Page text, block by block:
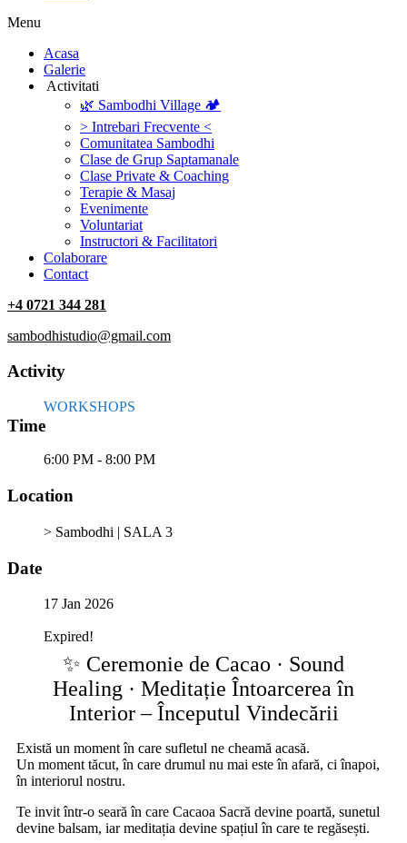
Menu
‎Acasa
Galerie
‎ ‎Activitati‎
🌿 Sambodhi Village 🏕️
> Intrebari Frecvente <
Comunitatea Sambodhi
Clase de Grup Saptamanale
Clase Private & Coaching
Terapie & Masaj
‎Evenimente
Voluntariat
‏‏‎Instructori & Facilitatori
Colaborare
Contact
+4 0721 344 281
sambodhistudio@gmail.com
Activity
WORKSHOPS
Time
6:00 PM - 8:00 PM
Location
> Sambodhi | SALA 3
Date
17 Jan 2026
Expired!
✨ Ceremonie de Cacao · Sound
Healing · Meditație Întoarcerea în
Interior – Începutul Vindecării
Există un moment în care sufletul ne cheamă acasă.
Un moment tăcut, în care drumul nu mai este în afară, ci înapoi,
în interiorul nostru.
Te invit într-o seară în care Cacaoa Sacră devine poartă, sunetul
devine balsam, iar meditația devine spațiul în care te regăsești.